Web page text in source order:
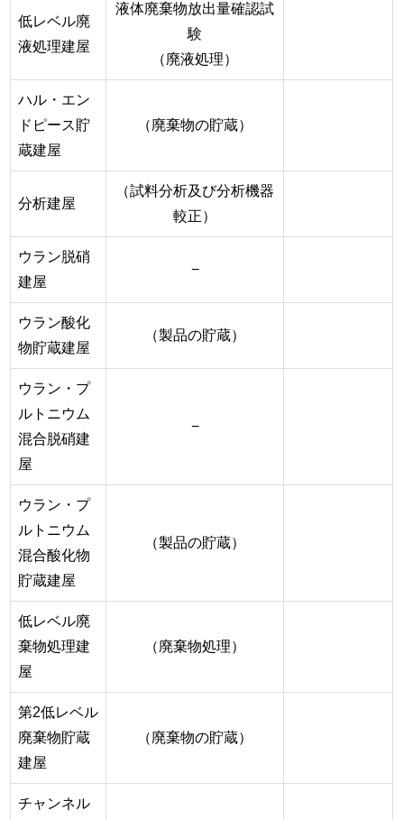
低レベル廃
液処理建屋
液体廃棄物放出量確認試
験
（廃液処理）
ハル・エン
ドピース貯
蔵建屋
（廃棄物の貯蔵）
分析建屋
（試料分析及び分析機器
較正）
ウラン脱硝
建屋
−
ウラン酸化
物貯蔵建屋
（製品の貯蔵）
ウラン・プ
ルトニウム
混合脱硝建
屋
−
ウラン・プ
ルトニウム
混合酸化物
貯蔵建屋
（製品の貯蔵）
低レベル廃
棄物処理建
屋
（廃棄物処理）
第2低レベル
廃棄物貯蔵
建屋
（廃棄物の貯蔵）
チャンネル